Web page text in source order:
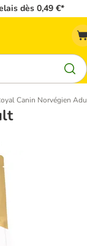
dès 0,49 €*
Canin Norvégien